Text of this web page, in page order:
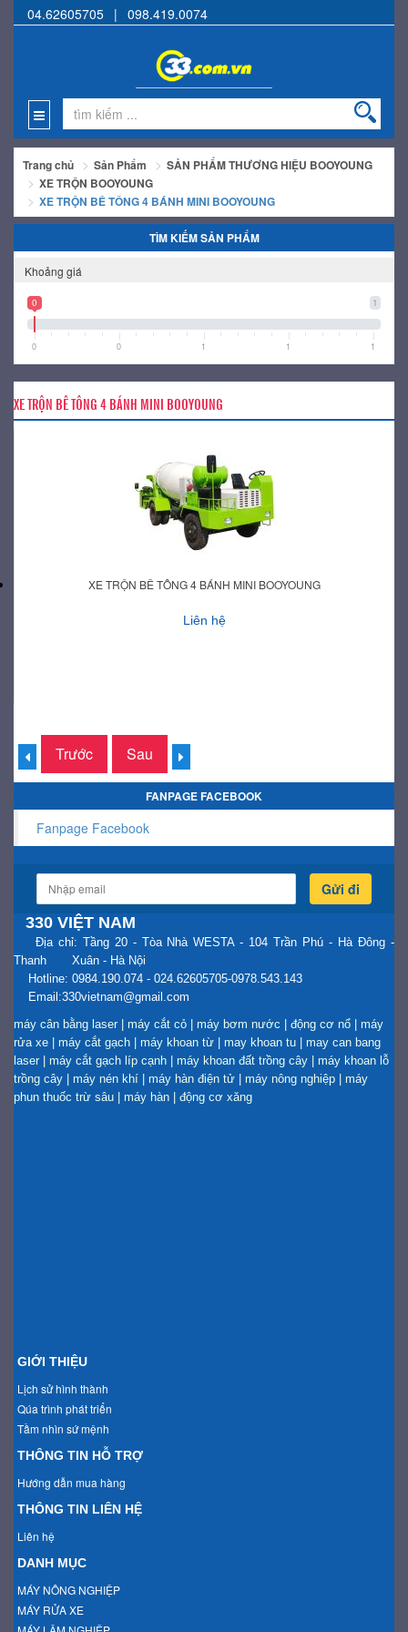
04.62605705 | 098.419.0074
Trang chủ Sản Phẩm
SẢN PHẨM THƯƠNG HIỆU BOOYOUNG
XE TRỘN BOOYOUNG
XE TRỘN BÊ TÔNG 4 BÁNH MINI BOOYOUNG
TÌM KIẾM SẢN PHẨM
Khoảng giá
1
0
0 0 1 1 1
XE TRỘN BÊ TÔNG 4 BÁNH MINI BOOYOUNG
XE TRỘN BÊ TÔNG 4 BÁNH MINI BOOYOUNG
Liên hệ
Trước Sau
FANPAGE FACEBOOK
Fanpage Facebook
Gửi đi
330 VIỆT NAM
Địa chỉ: Tầng 20 - Tòa Nhà WESTA - 104 Trần Phú - Hà Đông -
Thanh Xuân - Hà Nội
Hotline: 0984.190.074 - 024.62605705-0978.543.143
Email:330vietnam@gmail.com
máy cân bằng laser | máy cắt cỏ | máy bơm nước | động cơ nổ | máy
rửa xe | máy cắt gạch | máy khoan từ | may khoan tu | may can bang
laser | máy cắt gạch líp cạnh | máy khoan đất trồng cây | máy khoan lỗ
trồng cây | máy nén khí | máy hàn điện tử | máy nông nghiệp | máy
phun thuốc trừ sâu | máy hàn | động cơ xăng
GIỚI THIỆU
Lịch sử hình thành
Qúa trình phát triển
Tầm nhìn sứ mệnh
THÔNG TIN HỖ TRỢ
Hướng dẫn mua hàng
THÔNG TIN LIÊN HỆ
Liên hệ
DANH MỤC
MÁY NÔNG NGHIỆP
MÁY RỬA XE